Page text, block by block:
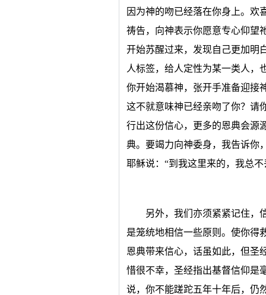
因为神的吻已经落在你身上。欢
祷告，向神表示你愿意专心仰望
开始苏醒过来，发现自己更加明
人标签，给人定性为某一类人，
你开始渴慕神，张开手准备迎接
这不就意味神已经亲吻了你？请
行出这份信心，更多的恩典会源
典。要竭力向神委身，我告诉你
耶稣说：“到我这里来的，我总不
另外，我们亦须紧紧记住，
是笼统地相信一些原则。使你得
恩典带来信心，话虽如此，但圣
惜很不幸，圣经指出基督信仰是
说，你不能蹉跎五年十年后，仍